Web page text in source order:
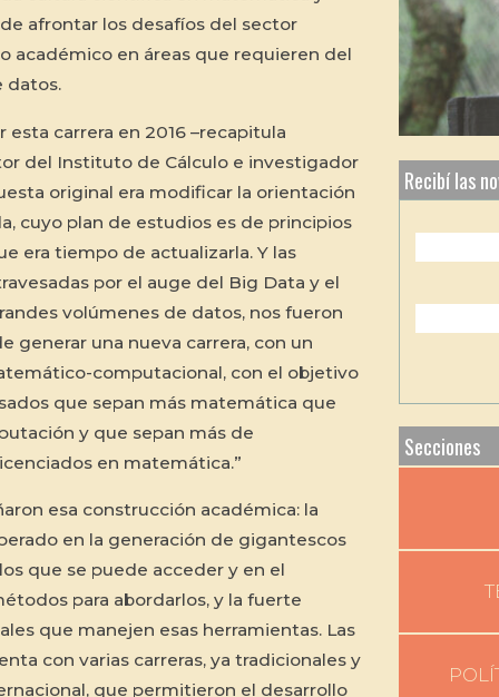
afrontar los desafíos del sector
académico en áreas que requieren del
datos.
esta carrera en 2016 –recapitula
del Instituto de Cálculo e investigador
original era modificar la orientación
cuyo plan de estudios es de principios
era tiempo de actualizarla. Y las
por el auge del Big Data y el
volúmenes de datos, nos fueron
generar una nueva carrera, con un
computacional, con el objetivo
que sepan más matemática que
y que sepan más de
en matemática.”
esa construcción académica: la
en la generación de gigantescos
que se puede acceder y en el
para abordarlos, y la fuerte
que manejen esas herramientas. Las
con varias carreras, ya tradicionales y
que permitieron el desarrollo
Recibí las
Secciones